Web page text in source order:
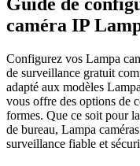
Guide de
caméra IP
Configurez vos Lampa
de surveillance gratuit
adapté aux modèles
vous offre des options de
formes. Que ce soit pour
de bureau, Lampa
surveillance fiable et